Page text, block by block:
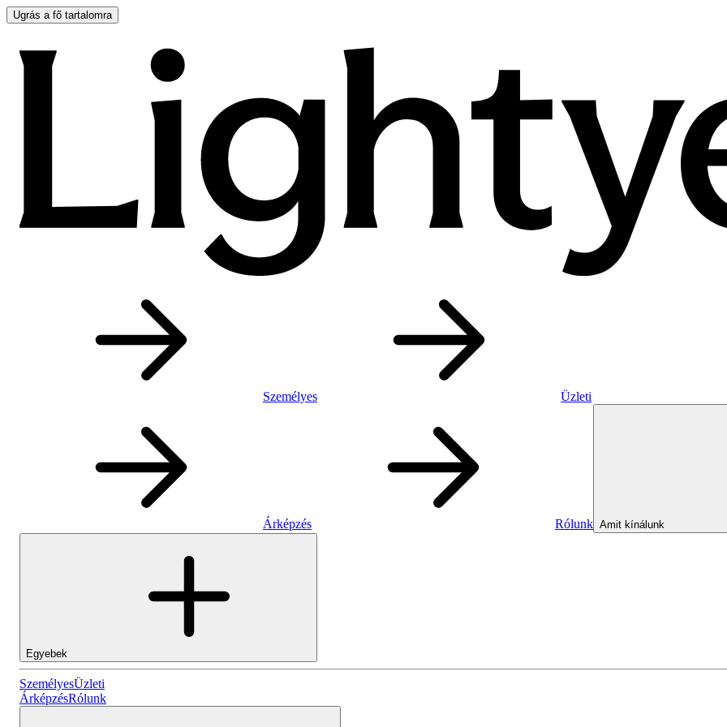
Ugrás a fő tartalomra
Személyes Üzleti
Árképzés Rólunk Amit kínálunk
Személyes
Egyebek
SzemélyesÜzleti
ÁrképzésRólunk